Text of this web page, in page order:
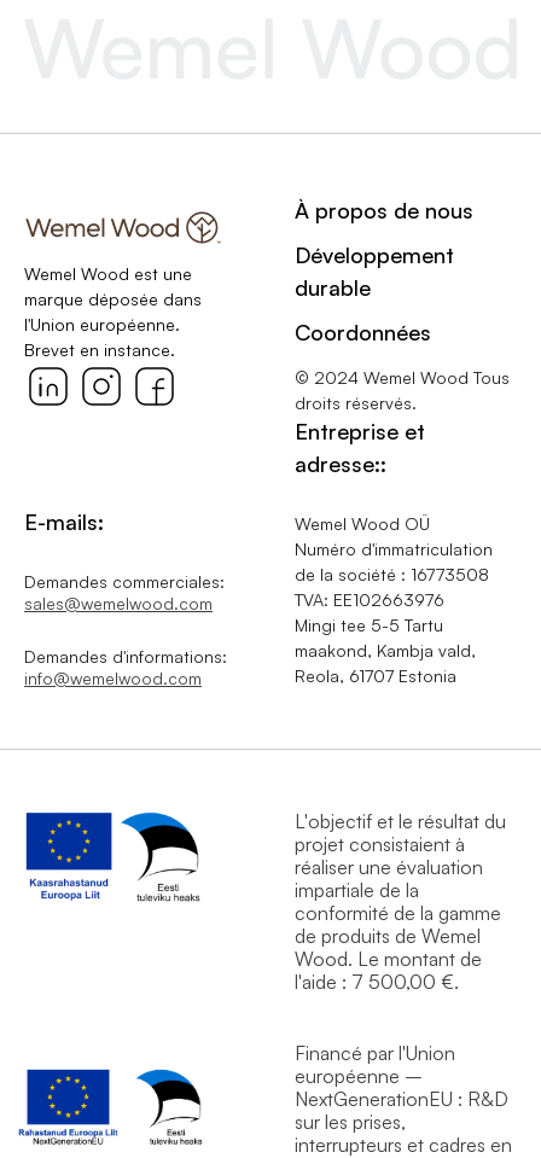
Wemel Wood est une
marque déposée dans
l'Union européenne.
Brevet en instance.
À propos de nous
Développement
durable
Coordonnées
© 2024 Wemel Wood Tous
droits réservés.
E-mails:
Demandes commerciales:
sales@wemelwood.com
Demandes d'informations:
info@wemelwood.com
Entreprise et
adresse::
Wemel Wood OÜ
Numéro d'immatriculation
de la société : 16773508
TVA: EE102663976
Mingi tee 5-5 Tartu
maakond, Kambja vald,
Reola, 61707 Estonia
L'objectif et le résultat du
projet consistaient à
réaliser une évaluation
impartiale de la
conformité de la gamme
de produits de Wemel
Wood. Le montant de
l'aide : 7 500,00 €.
Financé par l'Union
européenne –
NextGenerationEU : R&D
sur les prises,
interrupteurs et cadres en